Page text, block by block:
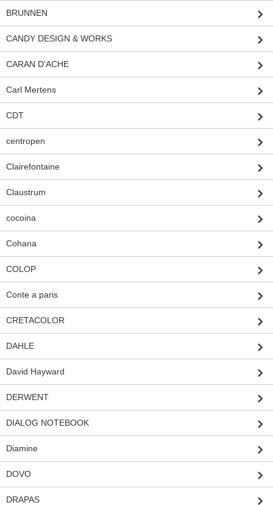
BRUNNEN
CANDY DESIGN & WORKS
CARAN D'ACHE
Carl Mertens
CDT
centropen
Clairefontaine
Claustrum
cocoina
Cohana
COLOP
Conte a paris
CRETACOLOR
DAHLE
David Hayward
DERWENT
DIALOG NOTEBOOK
Diamine
DOVO
DRAPAS